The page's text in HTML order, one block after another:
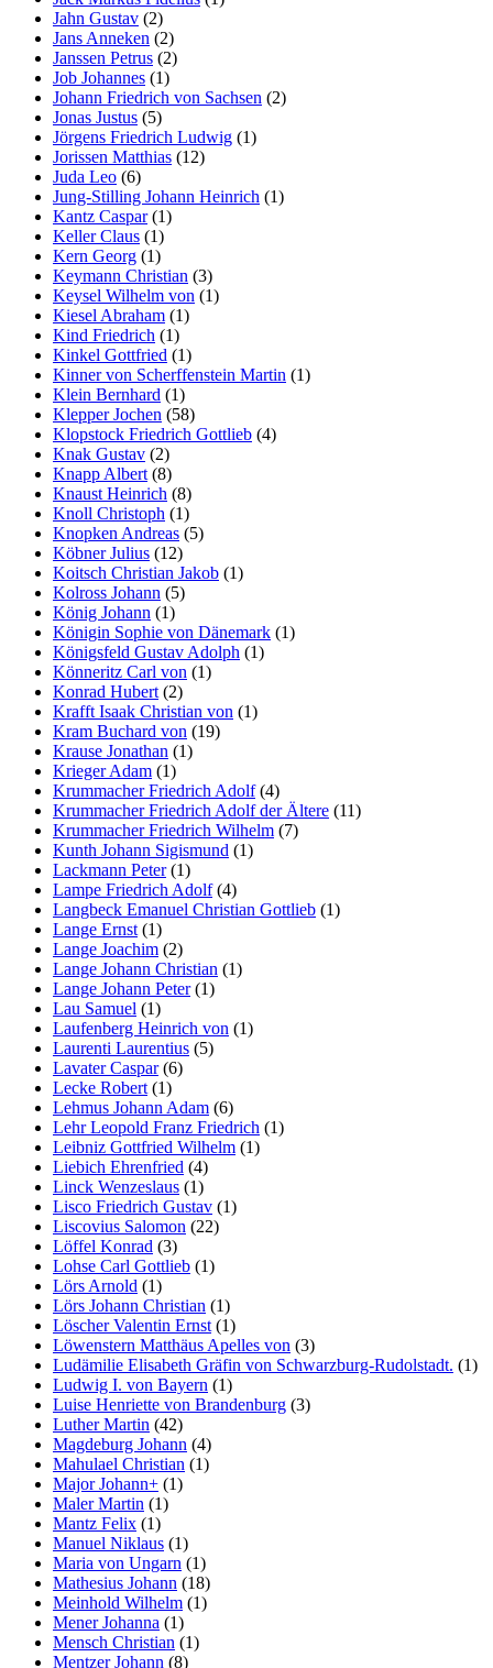
Jahn Gustav (2)
Jans Anneken (2)
Janssen Petrus (2)
Job Johannes (1)
Johann Friedrich von Sachsen (2)
Jonas Justus (5)
Jörgens Friedrich Ludwig (1)
Jorissen Matthias (12)
Juda Leo (6)
Jung-Stilling Johann Heinrich (1)
Kantz Caspar(1)
Keller Claus (1)
Kern Georg (1)
Keymann Christian (3)
Keysel Wilhelm von (1)
Kiesel Abraham (1)
Kind Friedrich (1)
Kinkel Gottfried (1)
Kinner von Scherffenstein Martin (1)
Klein Bernhard (1)
Klepper Jochen (58)
Klopstock Friedrich Gottlieb (4)
Knak Gustav (2)
Knapp Albert (8)
Knaust Heinrich (8)
Knoll Christoph (1)
Knopken Andreas (5)
Köbner Julius (12)
Koitsch Christian Jakob (1)
Kolross Johann (5)
König Johann (1)
Königin Sophie von Dänemark (1)
Königsfeld Gustav Adolph (1)
Könneritz Carl von (1)
Konrad Hubert (2)
Krafft Isaak Christian von (1)
Kram Buchard von (19)
Krause Jonathan (1)
Krieger Adam (1)
Krummacher Friedrich Adolf(4)
Krummacher Friedrich Adolf der Ältere (11)
Krummacher Friedrich Wilhelm (7)
Kunth Johann Sigismund (1)
Lackmann Peter(1)
Lampe Friedrich Adolf(4)
Langbeck Emanuel Christian Gottlieb (1)
Lange Ernst (1)
Lange Joachim (2)
Lange Johann Christian (1)
Lange Johann Peter(1)
Lau Samuel (1)
Laufenberg Heinrich von (1)
Laurenti Laurentius (5)
Lavater Caspar(6)
Lecke Robert (1)
Lehmus Johann Adam (6)
Lehr Leopold Franz Friedrich (1)
Leibniz Gottfried Wilhelm (1)
Liebich Ehrenfried (4)
Linck Wenzeslaus (1)
Lisco Friedrich Gustav (1)
Liscovius Salomon (22)
Löffel Konrad (3)
Lohse Carl Gottlieb (1)
Lörs Arnold (1)
Lörs Johann Christian (1)
Löscher Valentin Ernst (1)
Löwenstern Matthäus Apelles von (3)
Ludämilie Elisabeth Gräfin von Schwarzburg-Rudolstadt. (1)
Ludwig I. von Bayern (1)
Luise Henriette von Brandenburg (3)
Luther Martin (42)
Magdeburg Johann (4)
Mahulael Christian (1)
Major Johann+ (1)
Maler Martin (1)
Mantz Felix (1)
Manuel Niklaus (1)
Maria von Ungarn (1)
Mathesius Johann (18)
Meinhold Wilhelm (1)
Mener Johanna (1)
Mensch Christian (1)
Mentzer Johann (8)